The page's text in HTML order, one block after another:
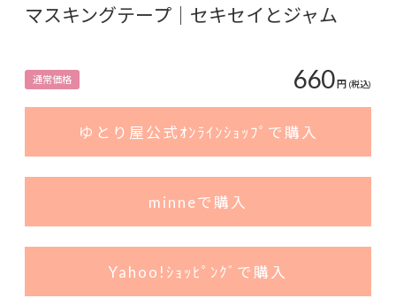
マスキングテープ｜セキセイとジャム
通常価格 660円 (税込)
ゆとり屋公式ｵﾝﾗｲﾝｼｮｯﾌﾟで購入
minneで購入
Yahoo!ｼｮｯﾋﾟﾝｸﾞで購入